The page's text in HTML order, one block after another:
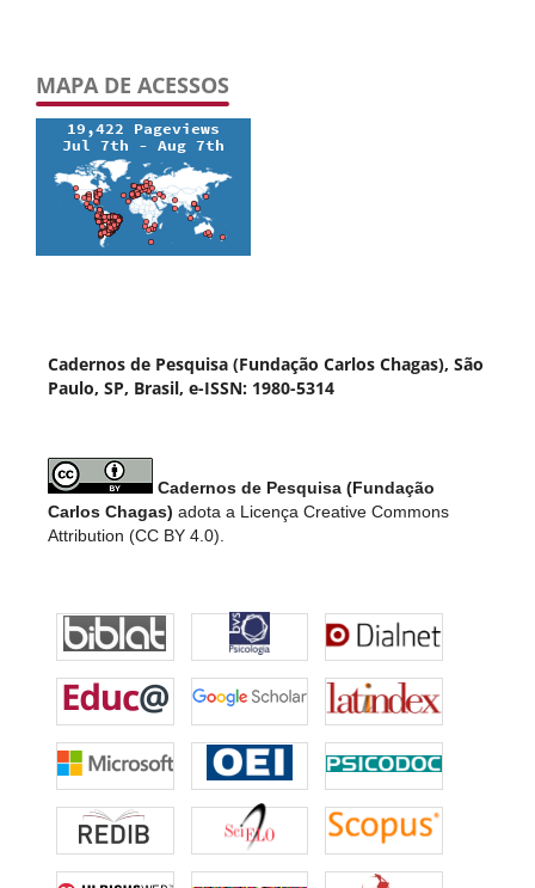
MAPA DE ACESSOS
Cadernos de Pesquisa (Fundação Carlos Chagas), São
Paulo, SP, Brasil, e-ISSN: 1980-5314
Cadernos de Pesquisa (Fundação
Carlos Chagas) adota a Licença Creative Commons
Attribution (CC BY 4.0).